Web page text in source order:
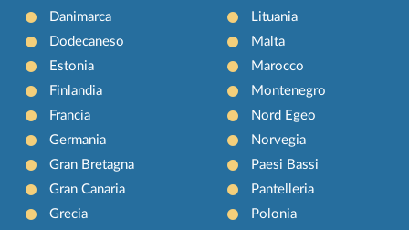
Danimarca
Dodecaneso
Estonia
Finlandia
Francia
Germania
Gran Bretagna
Gran Canaria
Grecia
Lituania
Malta
Marocco
Montenegro
Nord Egeo
Norvegia
Paesi Bassi
Pantelleria
Polonia